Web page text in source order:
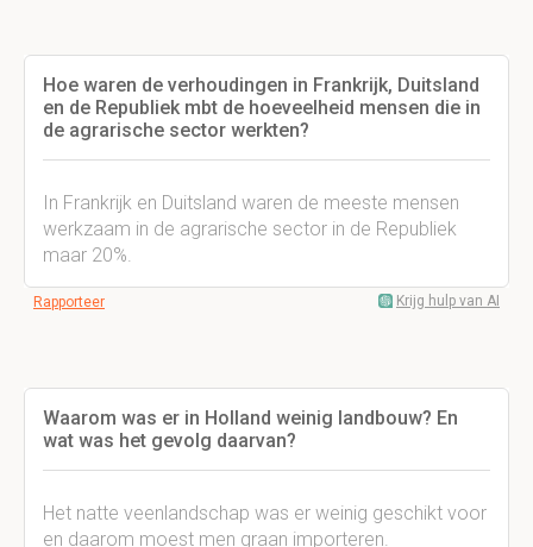
Hoe waren de verhoudingen in Frankrijk, Duitsland
en de Republiek mbt de hoeveelheid mensen die in
de agrarische sector werkten?
In Frankrijk en Duitsland waren de meeste mensen
werkzaam in de agrarische sector in de Republiek
maar 20%.
Rapporteer Krijg hulp van AI
Waarom was er in Holland weinig landbouw? En
wat was het gevolg daarvan?
Het natte veenlandschap was er weinig geschikt voor
en daarom moest men graan importeren.